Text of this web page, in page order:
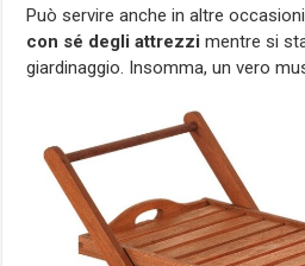
Può servire anche in altre
con sé degli attrezzi mentre si
giardinaggio. Insomma, un vero